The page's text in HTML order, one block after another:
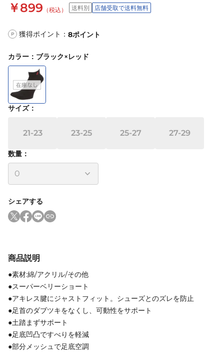
￥899 （税込） 送料別 店舗受取で送料無料
P 獲得ポイント： 8ポイント
カラー ： ブラック×レッド
サイズ：
21-23 23-25 25-27 27-29
数量：
シェアする
商品説明
●素材:綿/アクリル/その他
●スーパーベリーショート
●アキレス腱にジャストフィット。シューズとのズレを防止
●足首のダブツキをなくし、可動性をサポート
●土踏まずサポート
●足底凹凸ですべりを軽減
●部分メッシュで足底空調